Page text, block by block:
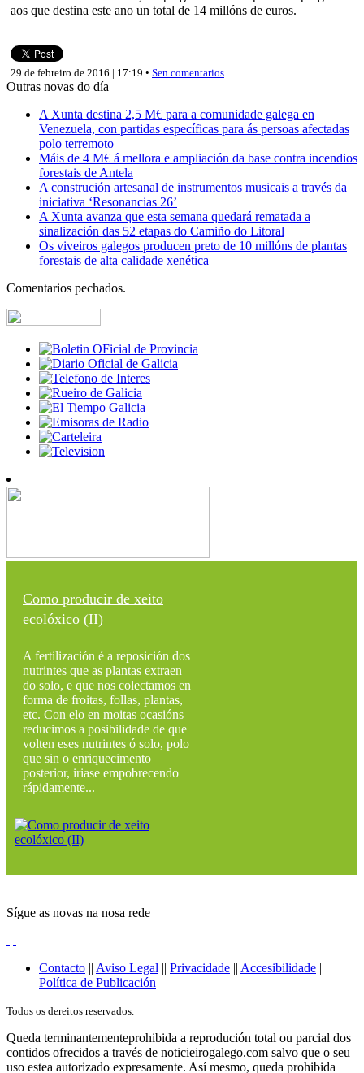
aos que destina este ano un total de 14 millóns de euros.
29 de febreiro de 2016 | 17:19 • Sen comentarios
Outras novas do día
A Xunta destina 2,5 M€ para a comunidade galega en
Venezuela, con partidas específicas para ás persoas afectadas
polo terremoto
Máis de 4 M€ á mellora e ampliación da base contra incendios
forestais de Antela
A construción artesanal de instrumentos musicais a través da
iniciativa ‘Resonancias 26’
A Xunta avanza que esta semana quedará rematada a
sinalización das 52 etapas do Camiño do Litoral
Os viveiros galegos producen preto de 10 millóns de plantas
forestais de alta calidade xenética
Comentarios pechados.
Como producir de xeito
ecolóxico (II)
A fertilización é a reposición dos
nutrintes que as plantas extraen
do solo, e que nos colectamos en
forma de froitas, follas, plantas,
etc. Con elo en moitas ocasións
reducimos a posibilidade de que
volten eses nutrintes ó solo, polo
que sin o enriquecimento
posterior, iriase empobrecendo
rápidamente...
Sígue as novas na nosa rede
Contacto || Aviso Legal || Privacidade || Accesibilidade ||
Política de Publicación
Todos os dereitos reservados.
Queda terminantementeprohibida a reprodución total ou parcial dos
contidos ofrecidos a través de noticieirogalego.com salvo que o seu
uso estea autorizado expresamente. Así mesmo, queda prohibida